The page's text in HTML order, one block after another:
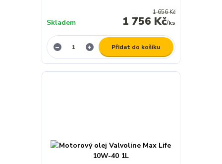
1 656 Kč
1 756 Kč/ks
Skladem
Přidat do košíku